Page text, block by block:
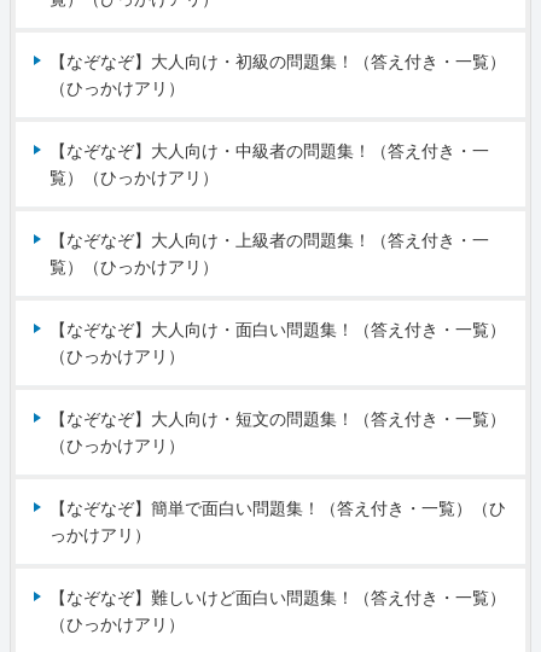
【なぞなぞ】大人向け・初級の問題集！（答え付き・一覧）
（ひっかけアリ）
【なぞなぞ】大人向け・中級者の問題集！（答え付き・一
覧）（ひっかけアリ）
【なぞなぞ】大人向け・上級者の問題集！（答え付き・一
覧）（ひっかけアリ）
【なぞなぞ】大人向け・面白い問題集！（答え付き・一覧）
（ひっかけアリ）
【なぞなぞ】大人向け・短文の問題集！（答え付き・一覧）
（ひっかけアリ）
【なぞなぞ】簡単で面白い問題集！（答え付き・一覧）（ひ
っかけアリ）
【なぞなぞ】難しいけど面白い問題集！（答え付き・一覧）
（ひっかけアリ）